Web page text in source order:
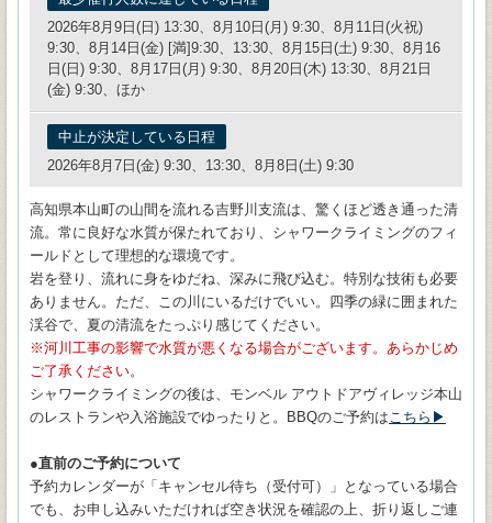
2026年8月9日(日) 13:30、8月10日(月) 9:30、8月11日(火祝)
9:30、8月14日(金) [満]9:30、13:30、8月15日(土) 9:30、8月16
日(日) 9:30、8月17日(月) 9:30、8月20日(木) 13:30、8月21日
(金) 9:30、ほか
中止が決定している日程
2026年8月7日(金) 9:30、13:30、8月8日(土) 9:30
高知県本山町の山間を流れる吉野川支流は、驚くほど透き通った清
流。常に良好な水質が保たれており、シャワークライミングのフィ
ールドとして理想的な環境です。
岩を登り、流れに身をゆだね、深みに飛び込む。特別な技術も必要
ありません。ただ、この川にいるだけでいい。四季の緑に囲まれた
渓谷で、夏の清流をたっぷり感じてください。
※河川工事の影響で水質が悪くなる場合がございます。あらかじめ
ご了承ください。
シャワークライミングの後は、モンベル アウトドアヴィレッジ本山
のレストランや入浴施設でゆったりと。BBQのご予約はこちら▶
●直前のご予約について
予約カレンダーが「キャンセル待ち（受付可）」となっている場合
でも、お申し込みいただければ空き状況を確認の上、折り返しご連